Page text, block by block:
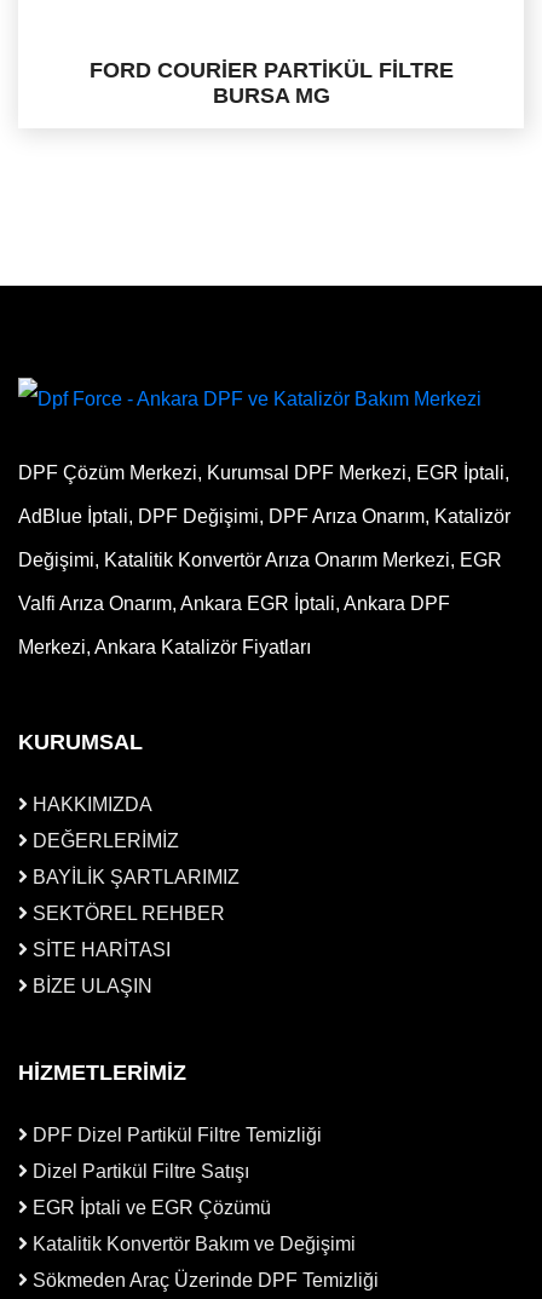
FORD COURİER PARTİKÜL FİLTRE
BURSA MG
DPF Çözüm Merkezi, Kurumsal DPF Merkezi, EGR İptali,
AdBlue İptali, DPF Değişimi, DPF Arıza Onarım, Katalizör
Değişimi, Katalitik Konvertör Arıza Onarım Merkezi, EGR
Valfi Arıza Onarım, Ankara EGR İptali, Ankara DPF
Merkezi, Ankara Katalizör Fiyatları
KURUMSAL
HAKKIMIZDA
DEĞERLERİMİZ
BAYİLİK ŞARTLARIMIZ
SEKTÖREL REHBER
SİTE HARİTASI
BİZE ULAŞIN
HİZMETLERİMİZ
DPF Dizel Partikül Filtre Temizliği
Dizel Partikül Filtre Satışı
EGR İptali ve EGR Çözümü
Katalitik Konvertör Bakım ve Değişimi
Sökmeden Araç Üzerinde DPF Temizliği